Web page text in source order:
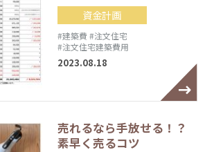
資金計画
#建築費 #注文住宅
#注文住宅建築費用
2023.08.18
売れるなら手放せる！？
素早く売るコツ